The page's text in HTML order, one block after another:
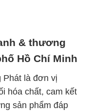
& thương
Hồ Chí Minh
Phát là đơn vị
hóa chất, cam kết
sản phẩm đáp